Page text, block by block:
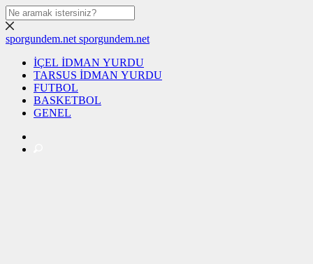
sporgundem.net sporgundem.net
İÇEL İDMAN YURDU
TARSUS İDMAN YURDU
FUTBOL
BASKETBOL
GENEL